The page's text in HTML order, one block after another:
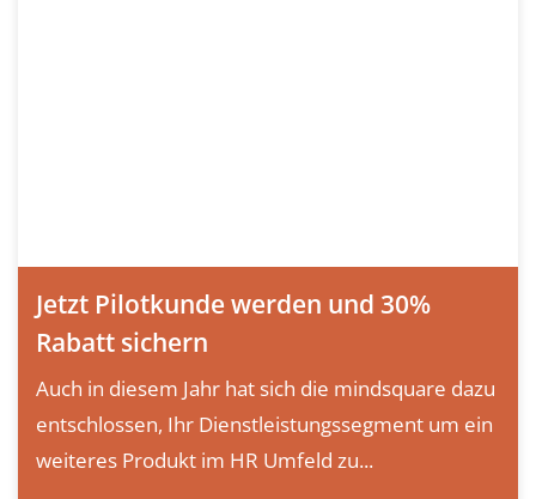
Jetzt Pilotkunde werden und 30%
Rabatt sichern
Auch in diesem Jahr hat sich die mindsquare dazu
entschlossen, Ihr Dienstleistungssegment um ein
weiteres Produkt im HR Umfeld zu...